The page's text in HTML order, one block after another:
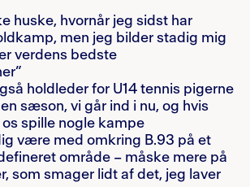
huske, hvornår jeg sidst har
men jeg bilder stadig mig
verdens bedste
holdleder for U14 tennis pigerne
sæson, vi går ind i nu, og hvis
spille nogle kampe
være med omkring B.93 på et
område – måske mere på
som smager lidt af det, jeg laver